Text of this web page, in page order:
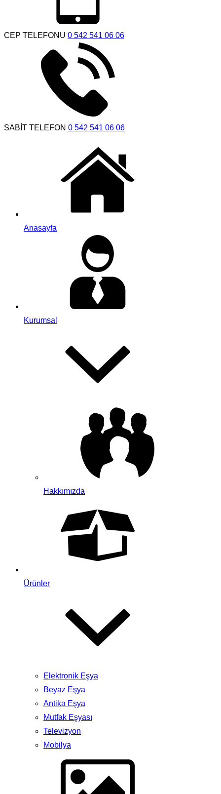
CEP TELEFONU 0 542 541 06 06
SABİT TELEFON 0 542 541 06 06
Anasayfa
Kurumsal
Hakkımızda
Ürünler
Elektronik Eşya
Beyaz Eşya
Antika Eşya
Mutfak Eşyası
Televizyon
Mobilya